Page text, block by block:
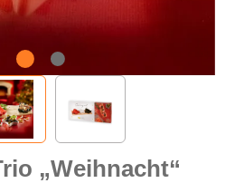
„Weihnacht“